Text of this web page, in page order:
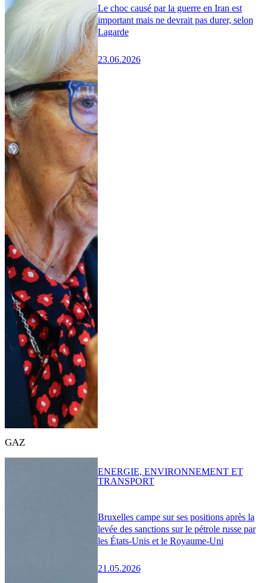
Le choc causé par la guerre en Iran est
important mais ne devrait pas durer, selon
Lagarde
23.06.2026
GAZ
Bruxelles campe sur ses positions après la
levée des sanctions sur le pétrole russe par
les États-Unis et le Royaume-Uni
21.05.2026
ENERGIE, ENVIRONNEMENT ET
TRANSPORT